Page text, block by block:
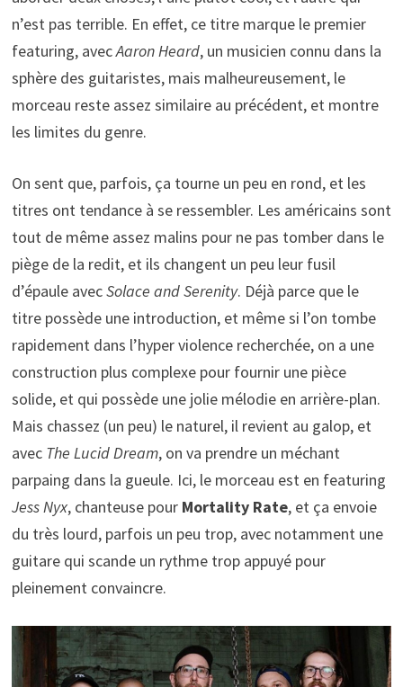
n’est pas terrible. En effet, ce titre marque le premier
featuring, avecAaron Heard, un musicien connu dans la
sphère des guitaristes, mais malheureusement, le
morceau reste assez similaire au précédent, et montre
les limites du genre.
On sent que, parfois, ça tourne un peu en rond, et les
titres ont tendance à se ressembler. Les américains sont
tout de même assez malins pour ne pas tomber dans le
piège de la redit, et ils changent un peu leur fusil
d’épaule avecSolace and Serenity. Déjà parce que le
titre possède une introduction, et même si l’on tombe
rapidement dans l’hyper violence recherchée, on a une
construction plus complexe pour fournir une pièce
solide, et qui possède une jolie mélodie en arrière-plan.
Mais chassez (un peu) le naturel, il revient au galop, et
avec The Lucid Dream, on va prendre un méchant
parpaing dans la gueule. Ici, le morceau est en featuring
Jess Nyx, chanteuse pour Mortality Rate, et ça envoie
du très lourd, parfois un peu trop, avec notamment une
guitare qui scande un rythme trop appuyé pour
pleinement convaincre.